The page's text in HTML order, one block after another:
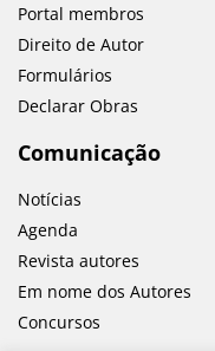
Portal membros
Direito de Autor
Formulários
Declarar Obras
Comunicação
Notícias
Agenda
Revista autores
Em nome dos Autores
Concursos